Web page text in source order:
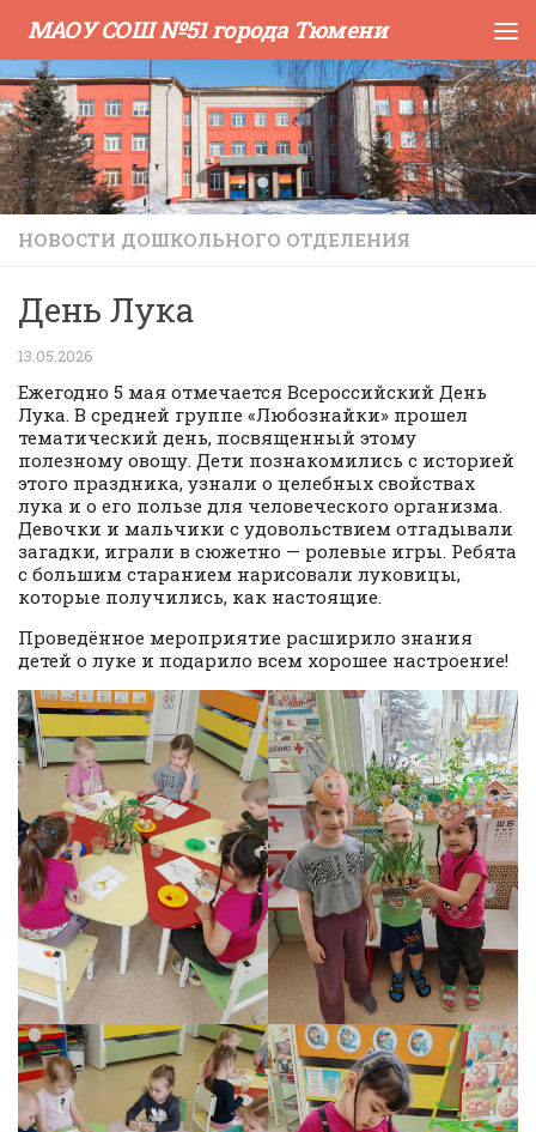
Skip to content
МАОУ СОШ №51 города Тюмени
НОВОСТИ ДОШКОЛЬНОГО ОТДЕЛЕНИЯ
День Лука
13.05.2026
Ежегодно 5 мая отмечается Всероссийский День
Лука. В средней группе «Любознайки» прошел
тематический день, посвященный этому
полезному овощу. Дети познакомились с историей
этого праздника, узнали о целебных свойствах
лука и о его пользе для человеческого организма.
Девочки и мальчики с удовольствием отгадывали
загадки, играли в сюжетно — ролевые игры. Ребята
с большим старанием нарисовали луковицы,
которые получились, как настоящие.
Проведённое мероприятие расширило знания
детей о луке и подарило всем хорошее настроение!